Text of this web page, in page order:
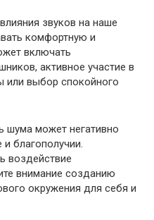
звуков на наше
комфортную и
включать
активное участие в
или выбор спокойного
шума может негативно
благополучии.
воздействие
внимание созданию
окружения для себя и